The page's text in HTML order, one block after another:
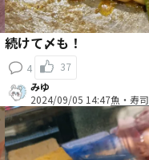
続けて〆も！
4 37
みゆ
2024/09/05 14:47魚・寿司